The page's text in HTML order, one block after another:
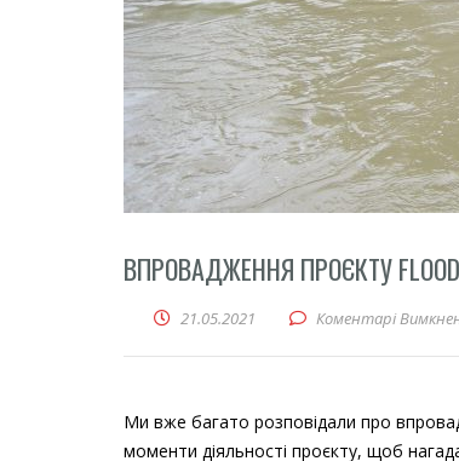
ВПРОВАДЖЕННЯ ПРОЄКТУ
21.05.2021 Коментарі
Ми вже багато розповідали про
моменти діяльності проєкту, щоб